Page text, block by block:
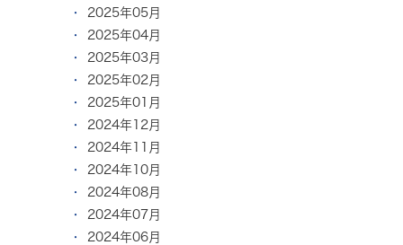
2025年05月
2025年04月
2025年03月
2025年02月
2025年01月
2024年12月
2024年11月
2024年10月
2024年08月
2024年07月
2024年06月